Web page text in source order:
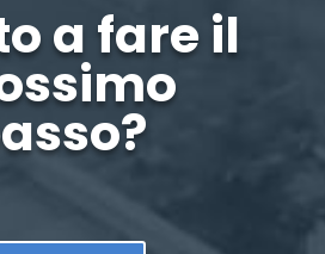
a fare il